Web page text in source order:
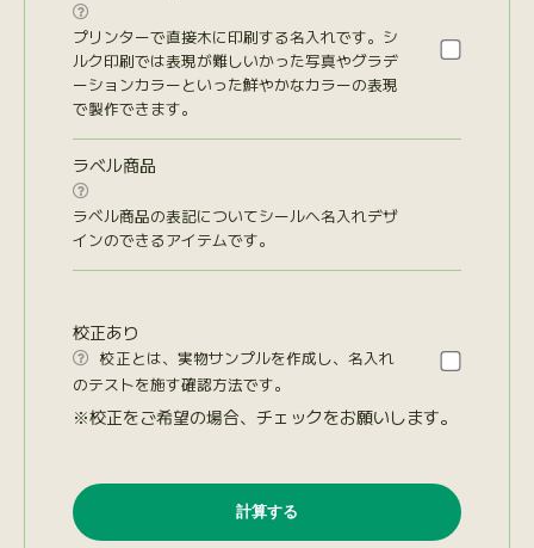

プリンターで直接木に印刷する名入れです。シ
ルク印刷では表現が難しいかった写真やグラデ
ーションカラーといった鮮やかなカラーの表現
で製作できます。
ラベル商品

ラベル商品の表記についてシールへ名入れデザ
インのできるアイテムです。
校正あり

校正とは、実物サンプルを作成し、名入れ
のテストを施す確認方法です。
※校正をご希望の場合、チェックをお願いします。